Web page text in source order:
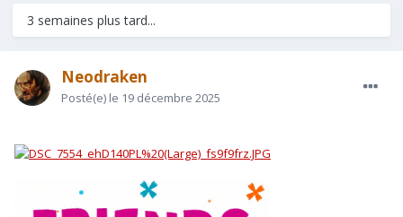
3 semaines plus tard...
Neodraken
Posté(e) le 19 décembre 2025